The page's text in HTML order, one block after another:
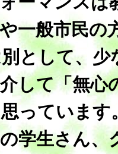
一般市民の
として、少
して「無心
っています
学生さん、